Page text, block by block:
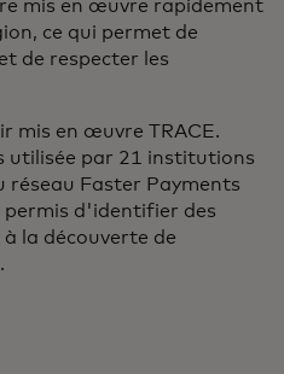
mis en œuvre rapidement
ce qui permet de
de respecter les
mis en œuvre TRACE.
utilisée par 21 institutions
réseau Faster Payments
permis d'identifier des
la découverte de